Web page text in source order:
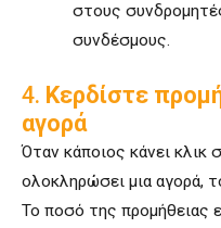
στους
συνδέσμους.
4. Κερδίστε
αγορά
Όταν κάποιος κάνει
ολοκληρώσει μια αγορά,
Το ποσό της προμήθειας